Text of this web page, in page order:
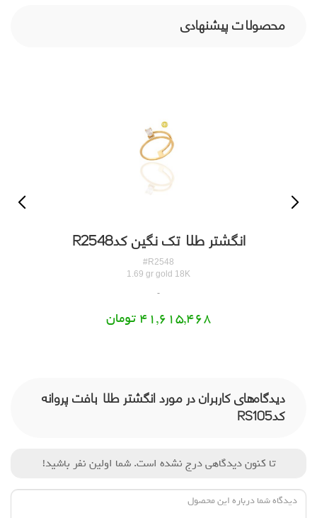
محصولات پیشنهادی
انگشتر طلا تک نگین کدR2548
#R2548
1.69 gr gold 18K
41,615,468 تومان
دیدگاه‌های کاربران در مورد انگشتر طلا بافت پروانه
کدRS105
تا کنون دیدگاهی درج نشده است. شما اولین نفر باشید!